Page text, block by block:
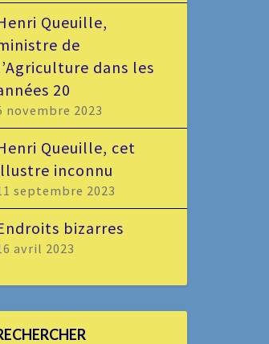
Queuille,
de
dans les
20
novembre 2023
Queuille, cet
inconnu
septembre 2023
bizarres
avril 2023